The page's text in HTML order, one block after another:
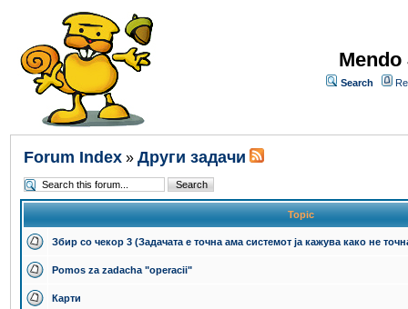
Search
Forum Index » Други задачи
Topic
Збир со чекор 3 (Задачата е точна ама системот ја кажува како не
Pomos za zadacha "operacii"
Карти